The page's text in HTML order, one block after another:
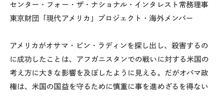
センター・フォー・ザ・ナショナル・インタレスト常務理事
東京財団「現代アメリカ」プロジェクト・海外メンバー
アメリカがオサマ・ビン・ラディンを探し出し、殺害するの
に成功したことは、アフガニスタンでの戦いに対する米国の
考え方に大きな影響を及ぼしたように見える。だがオバマ政
権は、米国の国益を守るために慎重に事を進めざるを得ない